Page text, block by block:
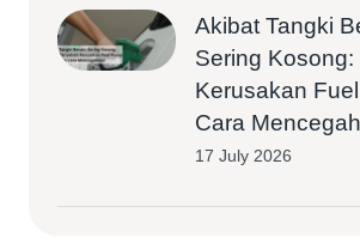
Akibat Tangki
Sering
Kerusakan
Cara
17 July 2026